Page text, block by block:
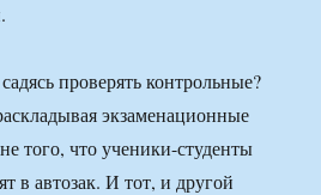
проверять контрольные?
экзаменационные
того, что ученики-студенты
в автозак. И тот, и другой